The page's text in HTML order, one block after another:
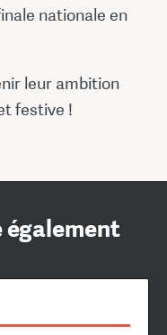
nationale en
leur ambition
festive !
également